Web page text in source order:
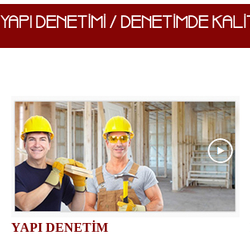
YAPI DENETİMİ / DENETİMDE
YAPI DENETİM